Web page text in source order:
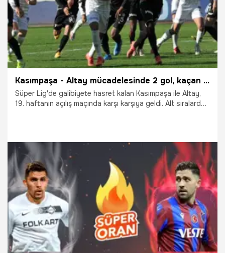
Kasımpaşa - Altay mücadelesinde 2 gol, kaçan penaltı ve kırmızı kart vardı
Süper Lig'de galibiyete hasret kalan Kasımpaşa ile Altay,
19. haftanın açılış maçında karşı karşıya geldi. Alt sıralardan
25.12.2021 Kasımpaşa Spor